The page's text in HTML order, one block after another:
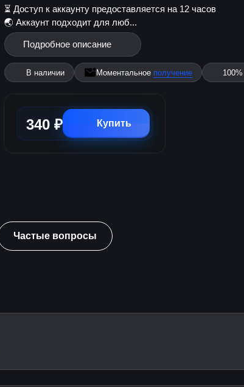
⏳ Доступ к аккаунту предоставляется на 12 часов
🌏 Аккаунт подходит для люб...
Подробное описание
В наличии Моментальное получение
340 ₽ Купить
Частые вопросы